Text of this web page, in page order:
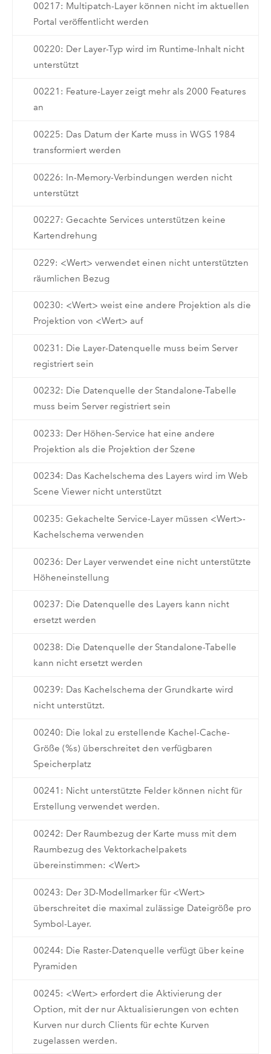
00217: Multipatch-Layer können nicht im aktuellen
Portal veröffentlicht werden
00220: Der Layer-Typ wird im Runtime-Inhalt nicht
unterstützt
00221: Feature-Layer zeigt mehr als 2000 Features
an
00225: Das Datum der Karte muss in WGS 1984
transformiert werden
00226: In-Memory-Verbindungen werden nicht
unterstützt
00227: Gecachte Services unterstützen keine
Kartendrehung
0229: <Wert> verwendet einen nicht unterstützten
räumlichen Bezug
00230: <Wert> weist eine andere Projektion als die
Projektion von <Wert> auf
00231: Die Layer-Datenquelle muss beim Server
registriert sein
00232: Die Datenquelle der Standalone-Tabelle
muss beim Server registriert sein
00233: Der Höhen-Service hat eine andere
Projektion als die Projektion der Szene
00234: Das Kachelschema des Layers wird im Web
Scene Viewer nicht unterstützt
00235: Gekachelte Service-Layer müssen <Wert>-
Kachelschema verwenden
00236: Der Layer verwendet eine nicht unterstützte
Höheneinstellung
00237: Die Datenquelle des Layers kann nicht
ersetzt werden
00238: Die Datenquelle der Standalone-Tabelle
kann nicht ersetzt werden
00239: Das Kachelschema der Grundkarte wird
nicht unterstützt.
00240: Die lokal zu erstellende Kachel-Cache-
Größe (%s) überschreitet den verfügbaren
Speicherplatz
00241: Nicht unterstützte Felder können nicht für
Erstellung verwendet werden.
00242: Der Raumbezug der Karte muss mit dem
Raumbezug des Vektorkachelpakets
übereinstimmen: <Wert>
00243: Der 3D-Modellmarker für <Wert>
überschreitet die maximal zulässige Dateigröße pro
Symbol-Layer.
00244: Die Raster-Datenquelle verfügt über keine
Pyramiden
00245: <Wert> erfordert die Aktivierung der
Option, mit der nur Aktualisierungen von echten
Kurven nur durch Clients für echte Kurven
zugelassen werden.